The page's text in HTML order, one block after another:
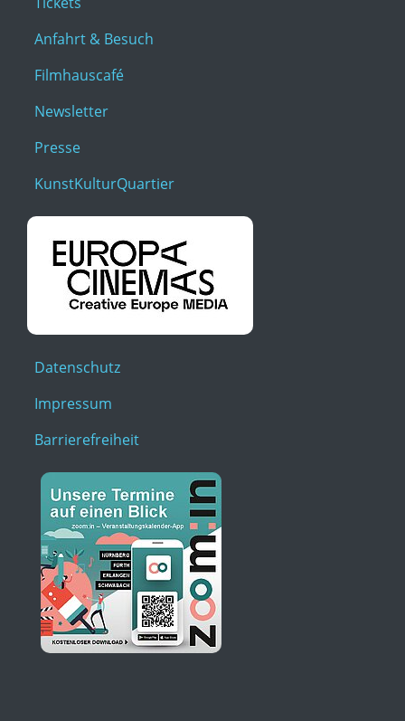
Anfahrt & Besuch
Filmhauscafé
Newsletter
Presse
KunstKulturQuartier
Datenschutz
Impressum
Barrierefreiheit